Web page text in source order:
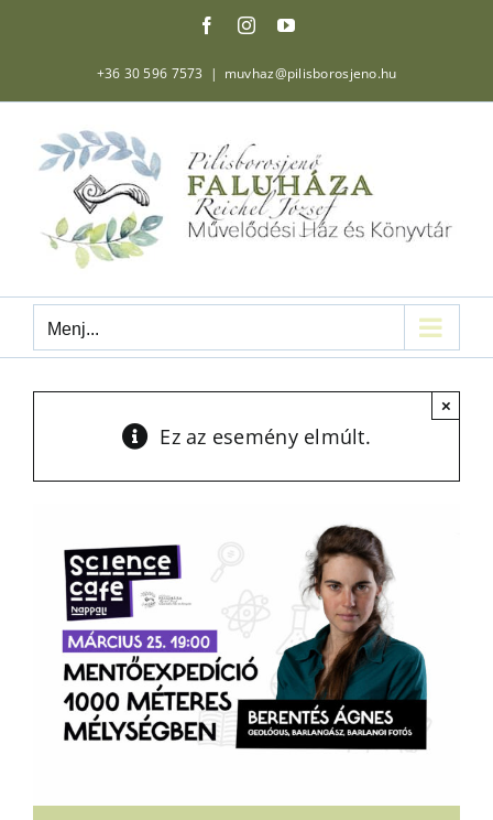
FacebookInstagramYouTube
+36 30 596 7573 | muvhaz@pilisborosjeno.hu
Menj...
Ez az esemény elmúlt.
×